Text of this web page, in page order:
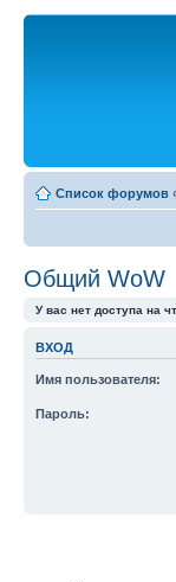
Список форумов ‹
Общий WoW
У вас нет доступа на
ВХОД
Имя пользователя:
Пароль: